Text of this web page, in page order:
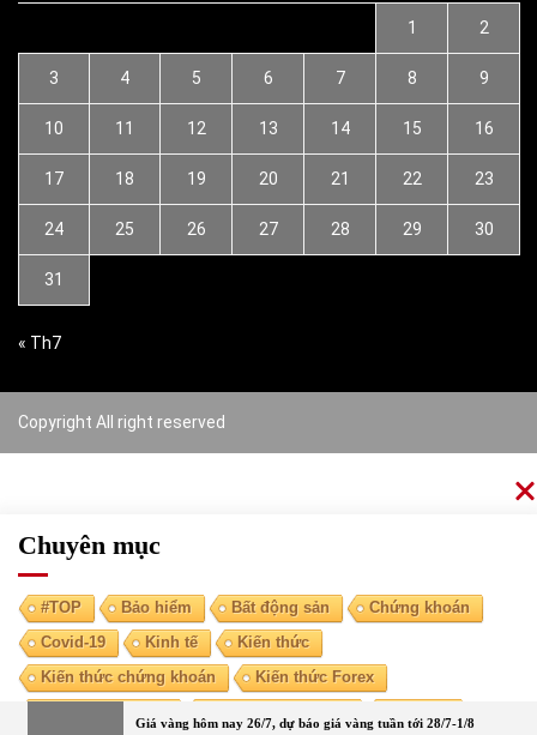
Giá vàng hôm nay 26/7, dự báo giá vàng tuần tới 28/7-1/8
1 2
3 4 5 6 7 8 9
10 11 12 13 14 15 16
17 18 19 20 21 22 23
24 25 26 27 28 29 30
31
« Th7
Copyright All right reserved
Chuyên mục
#TOP Bảo hiểm Bất động sản
Chứng khoán
Covid-19
Kinh tế
Kiến thức
Kiến thức chứng khoán
Kiến thức Forex